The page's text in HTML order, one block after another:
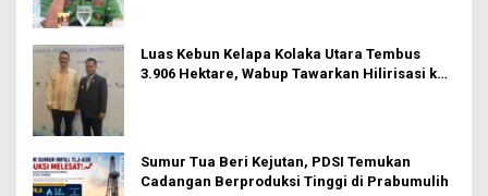
Luas Kebun Kelapa Kolaka Utara Tembus
3.906 Hektare, Wabup Tawarkan Hilirisasi ke
Sumur Tua Beri Kejutan, PDSI Temukan
Cadangan Berproduksi Tinggi di Prabumulih